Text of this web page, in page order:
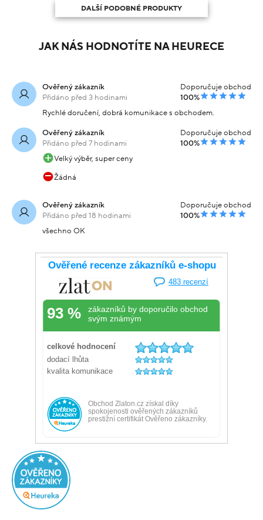
DALŠÍ PODOBNÉ PRODUKTY
JAK NÁS HODNOTÍTE NA HEURECE
Ověřený zákazník
Přidáno před 3 hodinami
Doporučuje obchod
100%
Rychlé doručení, dobrá komunikace s obchodem.
Ověřený zákazník
Přidáno před 7 hodinami
Doporučuje obchod
100%
Velký výběr, super ceny
Žádná
Ověřený zákazník
Přidáno před 18 hodinami
Doporučuje obchod
100%
všechno OK